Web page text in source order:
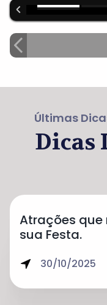
Últimas
Dicas
Atrações
sua Festa.
30/10/2025